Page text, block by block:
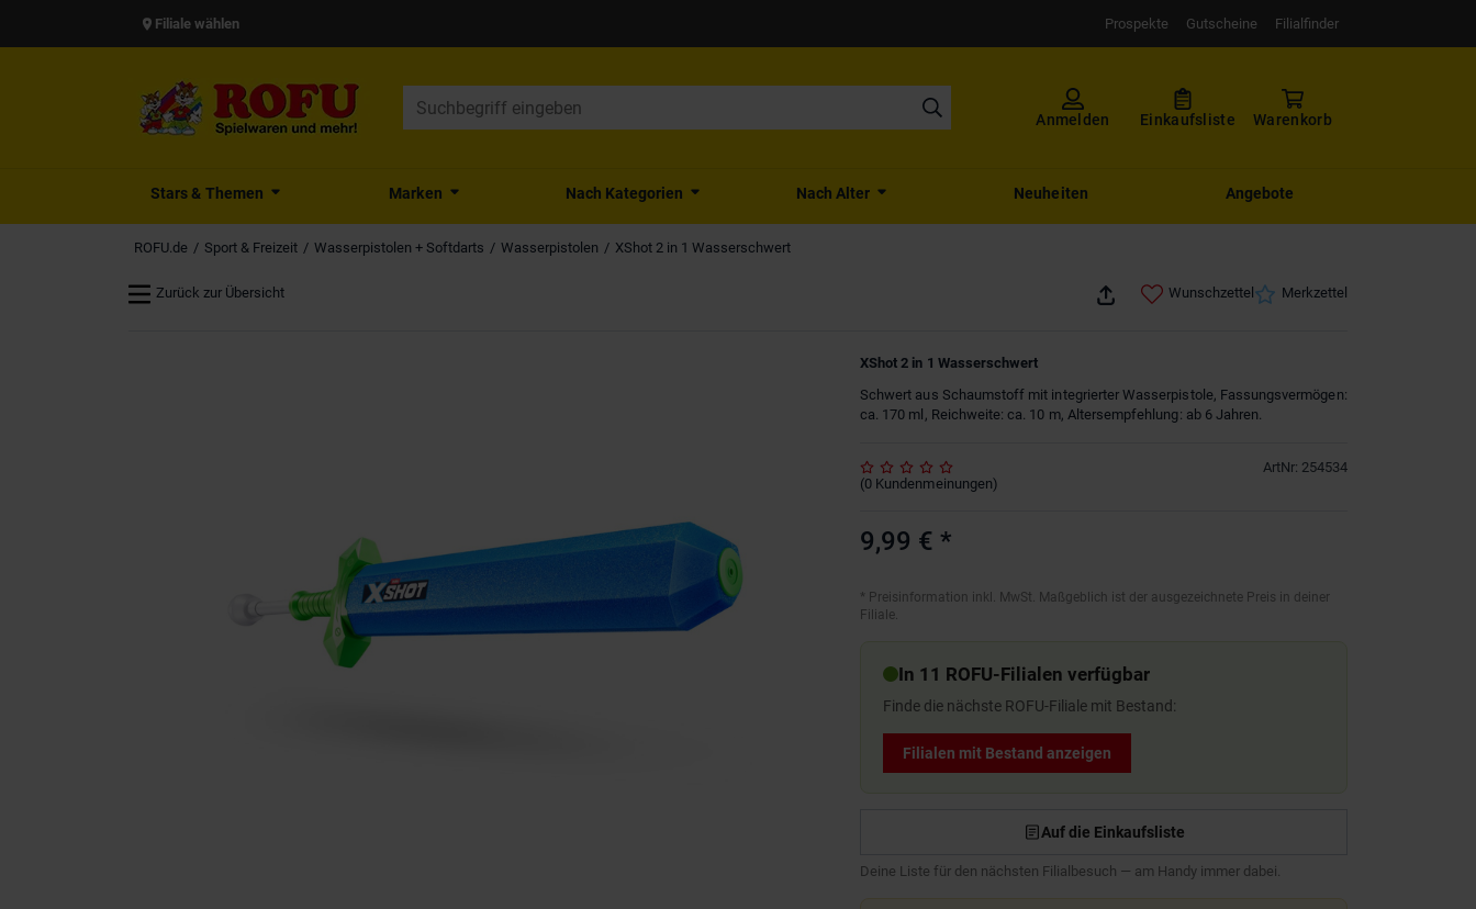
Filiale wählen Prospekte Gutscheine Filialfinder
Anmelden Einkaufsliste Warenkorb
Stars & Themen Marken Nach Kategorien Nach Alter Neuheiten Angebote
ROFU.de Sport & Freizeit Wasserpistolen + Softdarts Wasserpistolen XShot 2 in 1 Wasserschwert
Zurück zur Übersicht Wunschzettel Merkzettel
XShot 2 in 1 Wasserschwert
Schwert aus Schaumstoff mit integrierter Wasserpistole, Fassungsvermögen:
ca. 170 ml, Reichweite: ca. 10 m, Altersempfehlung: ab 6 Jahren.
ArtNr: 254534
(0 Kundenmeinungen)
9,99 € *
* Preisinformation inkl. MwSt. Maßgeblich ist der ausgezeichnete Preis in deiner
Filiale.
In 11 ROFU-Filialen verfügbar
Finde die nächste ROFU-Filiale mit Bestand:
Filialen mit Bestand anzeigen
Auf die Einkaufsliste
Deine Liste für den nächsten Filialbesuch — am Handy immer dabei.